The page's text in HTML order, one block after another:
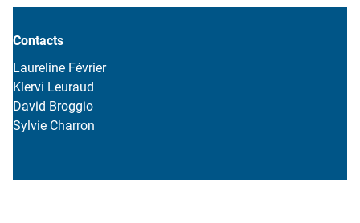
Contacts
Laureline Février
Klervi Leuraud
David Broggio
Sylvie Charron